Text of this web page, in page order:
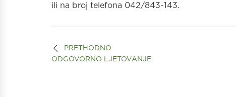
ili na broj telefona 042/843-143.
PRETHODNO
ODGOVORNO LJETOVANJE